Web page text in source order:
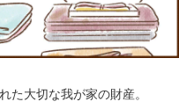
た大切な我が家の財産。